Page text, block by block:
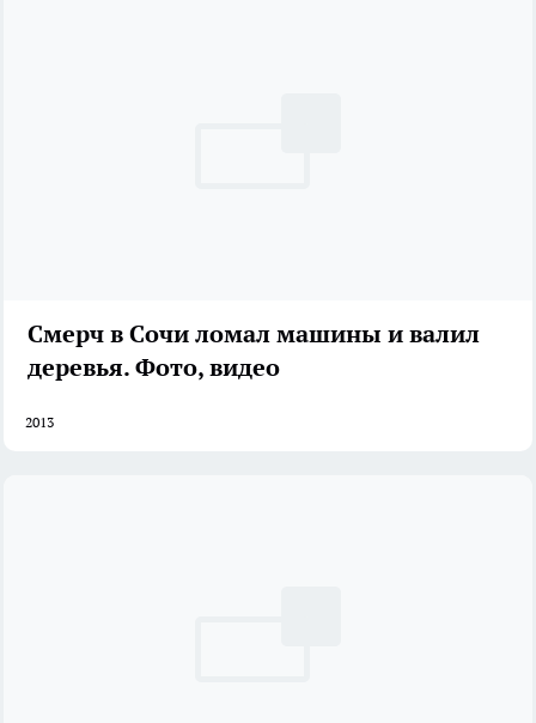
Смерч в Сочи ломал машины и валил
деревья. Фото, видео
2013